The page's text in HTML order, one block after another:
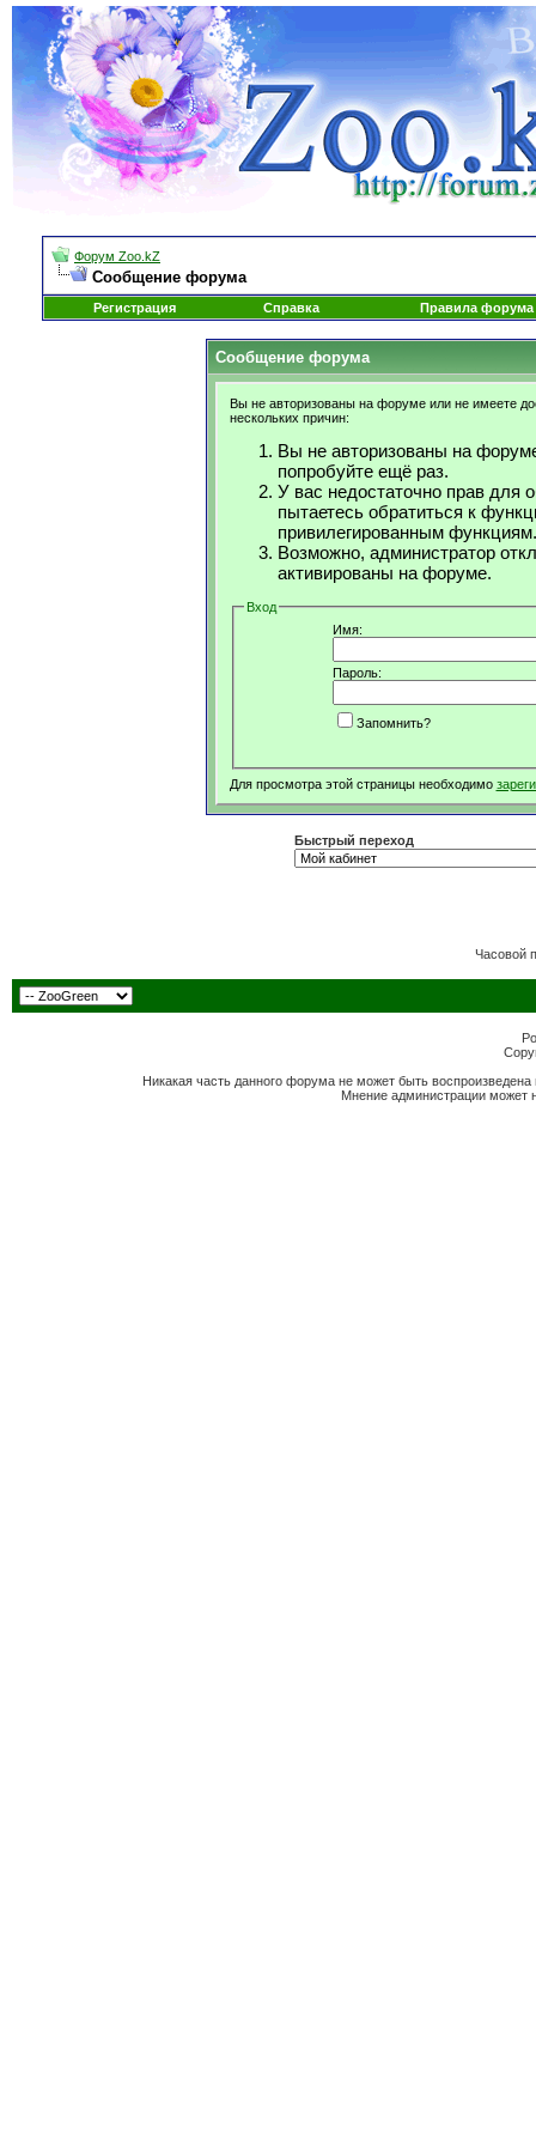
Форум Zoo.kZ
Сообщение форума
Регистрация Справка Правила форума
Сообщение форума
Вы не авторизованы на форуме или не имеете
нескольких причин:
Вы не авторизованы на
попробуйте ещё раз.
У вас недостаточно прав для
пытаетесь обратиться к
привилегированным функциям.
Возможно, администратор
активированы на форуме.
Вход
Имя:
Пароль:
Запомнить?
Для просмотра этой страницы необходимо
Быстрый переход
Часовой
Никакая часть данного форума не может быть
Мнение администрации может